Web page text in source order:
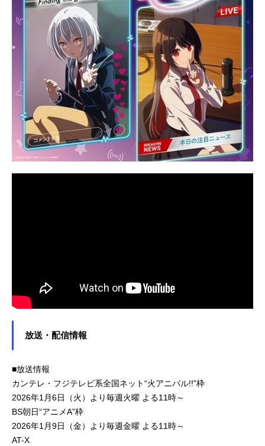
放送・配信情報
■放送情報
カンテレ・フジテレビ系全国ネット“火アニバル!!”枠
2026年1月6日（火）より毎週火曜 よる11時～
BS朝日“アニメA”枠
2026年1月9日（金）より毎週金曜 よる11時～
AT-X